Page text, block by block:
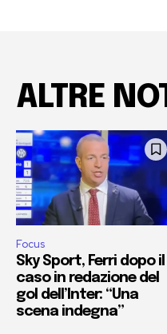
ALTRE
Focus
Sky Sport, Ferri dopo il
caso in redazione del
gol dell’Inter: “Una
scena indegna”